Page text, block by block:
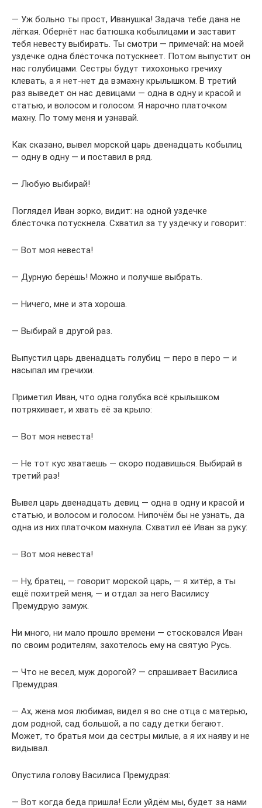
— Уж больно ты прост, Иванушка! Задача тебе дана не
лёгкая. Обернёт нас батюшка кобылицами и заставит
тебя невесту выбирать. Ты смотри — примечай: на моей
уздечке одна блёсточка потускнеет. Потом выпустит он
нас голубицами. Сестры будут тихохонько гречиху
клевать, а я нет-нет да взмахну крылышком. В третий
раз выведет он нас девицами — одна в одну и красой и
статью, и волосом и голосом. Я нарочно платочком
махну. По тому меня и узнавай.
Как сказано, вывел морской царь двенадцать кобылиц
— одну в одну — и поставил в ряд.
— Любую выбирай!
Поглядел Иван зорко, видит: на одной уздечке
блёсточка потускнела. Схватил за ту уздечку и говорит:
— Вот моя невеста!
— Дурную берёшь! Можно и получше выбрать.
— Ничего, мне и эта хороша.
— Выбирай в другой раз.
Выпустил царь двенадцать голубиц — перо в перо — и
насыпал им гречихи.
Приметил Иван, что одна голубка всё крылышком
потряхивает, и хвать её за крыло:
— Вот моя невеста!
— Не тот кус хватаешь — скоро подавишься. Выбирай в
третий раз!
Вывел царь двенадцать девиц — одна в одну и красой и
статью, и волосом и голосом. Нипочём бы не узнать, да
одна из них платочком махнула. Схватил её Иван за руку:
— Вот моя невеста!
— Ну, братец, — говорит морской царь, — я хитёр, а ты
ещё похитрей меня, — и отдал за него Василису
Премудрую замуж.
Ни много, ни мало прошло времени — стосковался Иван
по своим родителям, захотелось ему на святую Русь.
— Что не весел, муж дорогой? — спрашивает Василиса
Премудрая.
— Ах, жена моя любимая, видел я во сне отца с матерью,
дом родной, сад большой, а по саду детки бегают.
Может, то братья мои да сестры милые, а я их наяву и не
видывал.
Опустила голову Василиса Премудрая:
— Вот когда беда пришла! Если уйдём мы, будет за нами